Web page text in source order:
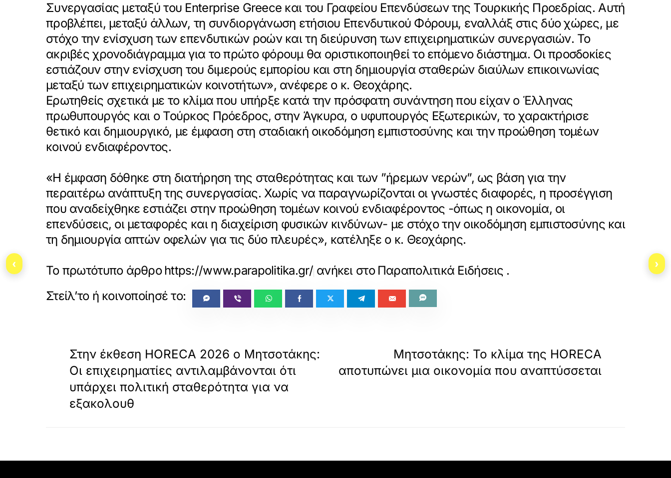
Συνεργασίας μεταξύ του Enterprise Greece και του Γραφείου Επενδύσεων της Τουρκικής Προεδρίας. Αυτή
προβλέπει, μεταξύ άλλων, τη συνδιοργάνωση ετήσιου Επενδυτικού Φόρουμ, εναλλάξ στις δύο χώρες, με
στόχο την ενίσχυση των επενδυτικών ροών και τη διεύρυνση των επιχειρηματικών συνεργασιών. Το
ακριβές χρονοδιάγραμμα για το πρώτο φόρουμ θα οριστικοποιηθεί το επόμενο διάστημα. Οι προσδοκίες
εστιάζουν στην ενίσχυση του διμερούς εμπορίου και στη δημιουργία σταθερών διαύλων επικοινωνίας
μεταξύ των επιχειρηματικών κοινοτήτων», ανέφερε ο κ. Θεοχάρης.
Ερωτηθείς σχετικά με το κλίμα που υπήρξε κατά την πρόσφατη συνάντηση που είχαν ο Έλληνας
πρωθυπουργός και ο Τούρκος Πρόεδρος, στην Άγκυρα, ο υφυπουργός Εξωτερικών, το χαρακτήρισε
θετικό και δημιουργικό, με έμφαση στη σταδιακή οικοδόμηση εμπιστοσύνης και την προώθηση τομέων
κοινού ενδιαφέροντος.
«Η έμφαση δόθηκε στη διατήρηση της σταθερότητας και των ”ήρεμων νερών”, ως βάση για την
περαιτέρω ανάπτυξη της συνεργασίας. Χωρίς να παραγνωρίζονται οι γνωστές διαφορές, η προσέγγιση
που αναδείχθηκε εστιάζει στην προώθηση τομέων κοινού ενδιαφέροντος -όπως η οικονομία, οι
επενδύσεις, οι μεταφορές και η διαχείριση φυσικών κινδύνων- με στόχο την οικοδόμηση εμπιστοσύνης και
τη δημιουργία απτών οφελών για τις δύο πλευρές», κατέληξε ο κ. Θεοχάρης.
Το πρωτότυπο άρθρο https://www.parapolitika.gr/politiki/article/1680736/theoharis-i-grammi-thessaloniki-smurni-
ανήκει στο Παραπολιτικά Ειδήσεις .
Στην έκθεση HORECA 2026 ο Μητσοτάκης:
Οι επιχειρηματίες αντιλαμβάνονται ότι
υπάρχει πολιτική σταθερότητα για να
εξακολουθ
Μητσοτάκης: Το κλίμα της HORECA
αποτυπώνει μια οικονομία που αναπτύσσεται
‹ ›